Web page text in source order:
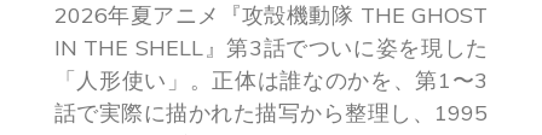
2026年夏アニメ『攻殻機動隊 THE GHOST
IN THE SHELL』第3話でついに姿を現した
「人形使い」。正体は誰なのかを、第1〜3
話で実際に描かれた描写から整理し、1995